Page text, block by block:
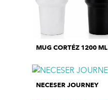
MUG CORTÉZ 1200 ML
NECESER JOURNEY